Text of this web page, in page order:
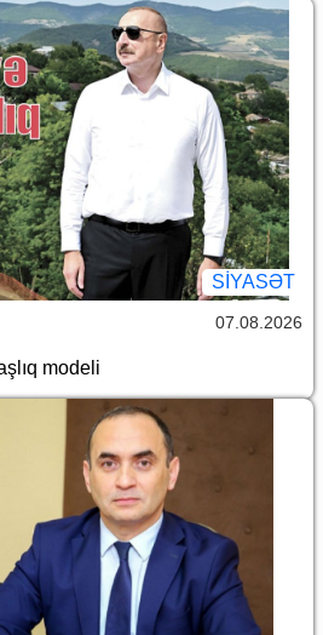
SİYASƏT
07.08.2026
modeli